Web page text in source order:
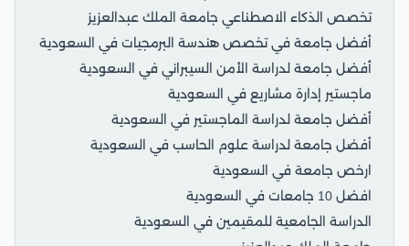
تخصص الذكاء الاصطناعي جامعة الملك عبدالعزيز
أفضل جامعة في تخصص هندسة البرمجيات في السعودية
أفضل جامعة لدراسة الأمن السيبراني في السعودية
ماجستير إدارة مشاريع في السعودية
أفضل جامعة لدراسة الماجستير في السعودية
أفضل جامعة لدراسة علوم الحاسب في السعودية
ارخص جامعة في السعودية
افضل 10 جامعات في السعودية
الدراسة الجامعية للمقيمين في السعودية